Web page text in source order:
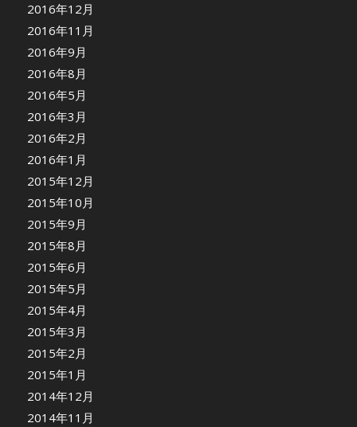
2016年12月
2016年11月
2016年9月
2016年8月
2016年5月
2016年3月
2016年2月
2016年1月
2015年12月
2015年10月
2015年9月
2015年8月
2015年6月
2015年5月
2015年4月
2015年3月
2015年2月
2015年1月
2014年12月
2014年11月